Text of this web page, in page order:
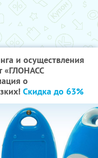
и осуществления
«ГЛОНАСС
о
Скидка до 63%